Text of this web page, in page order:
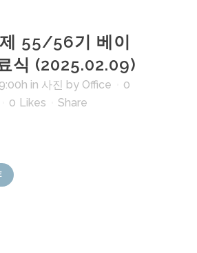
제 55/56기 베이
식 (2025.02.09)
in 사진 by Office
0
0 Likes Share